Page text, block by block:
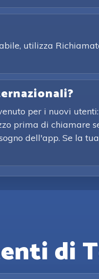
utilizza
per i nuovi
prima di chiamare
dell'app. Se la
di